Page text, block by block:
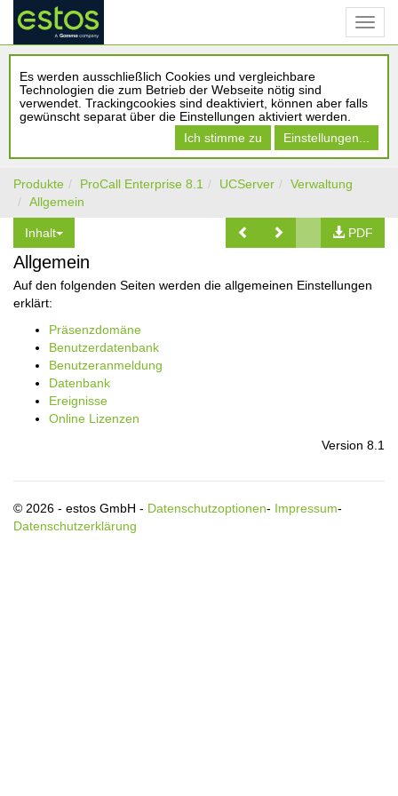
Es werden ausschließlich Cookies und vergleichbare
Technologien die zum Betrieb der Webseite nötig sind
verwendet. Trackingcookies sind deaktiviert, können aber falls
gewünscht separat über die Einstellungen aktiviert werden.
Ich stimme zu
Einstellungen...
Produkte ProCall Enterprise 8.1 UCServer
Verwaltung
Allgemein
Inhalt PDF
Allgemein
Auf den folgenden Seiten werden die allgemeinen Einstellungen
erklärt:
Präsenzdomäne
Benutzerdatenbank
Benutzeranmeldung
Datenbank
Ereignisse
Online Lizenzen
Version 8.1
© 2026 - estos GmbH - Datenschutzoptionen- Impressum-
Datenschutzerklärung